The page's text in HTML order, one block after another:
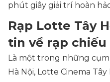
phút giây giải trí hoàn
Rạp Lotte Tây
tin về rạp
Là một trong những
Hà Nội, Lotte Cinema